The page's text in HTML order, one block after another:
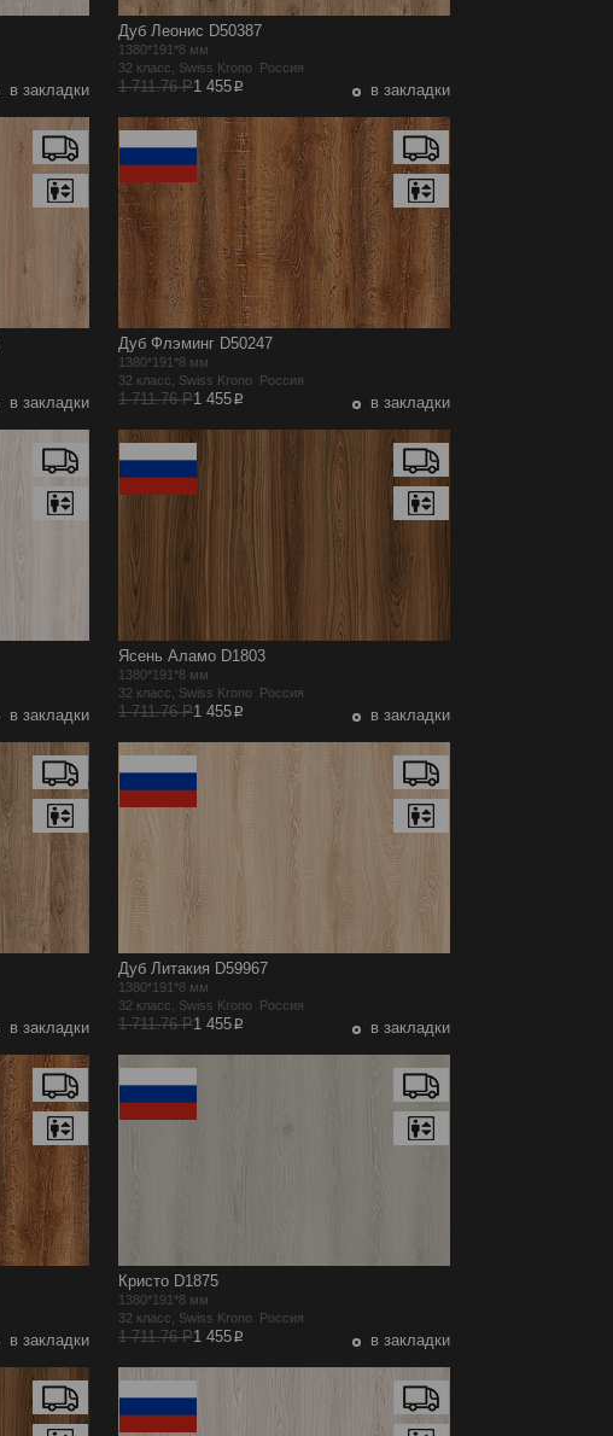
в закладки
Дуб Леонис D50387
1380*191*8 мм
32 класс, Swiss Krono Россия
1 711.76 Р1 455p в закладки
в закладки
Дуб Флэминг D50247
1380*191*8 мм
32 класс, Swiss Krono Россия
1 711.76 Р1 455p в закладки
в закладки
Ясень Аламо D1803
1380*191*8 мм
32 класс, Swiss Krono Россия
1 711.76 Р1 455p в закладки
в закладки
Дуб Литакия D59967
1380*191*8 мм
32 класс, Swiss Krono Россия
1 711.76 Р1 455p в закладки
в закладки
Кристо D1875
1380*191*8 мм
32 класс, Swiss Krono Россия
1 711.76 Р1 455p в закладки